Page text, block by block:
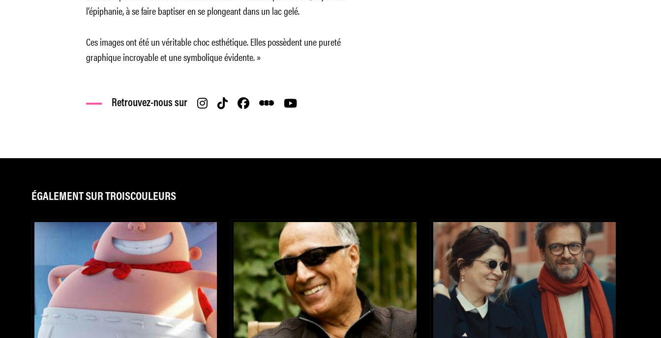
l’épiphanie, à se faire baptiser en se plongeant dans un lac gelé.
Ces images ont été un véritable choc esthétique. Elles possèdent une pureté
graphique incroyable et une symbolique évidente. »
Retrouvez-nous sur
ÉGALEMENT SUR TROISCOULEURS